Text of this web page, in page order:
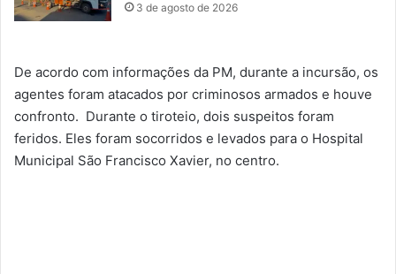
3 de agosto de 2026
De acordo com informações da PM, durante a incursão, os
agentes foram atacados por criminosos armados e houve
confronto. Durante o tiroteio, dois suspeitos foram
feridos. Eles foram socorridos e levados para o Hospital
Municipal São Francisco Xavier, no centro.